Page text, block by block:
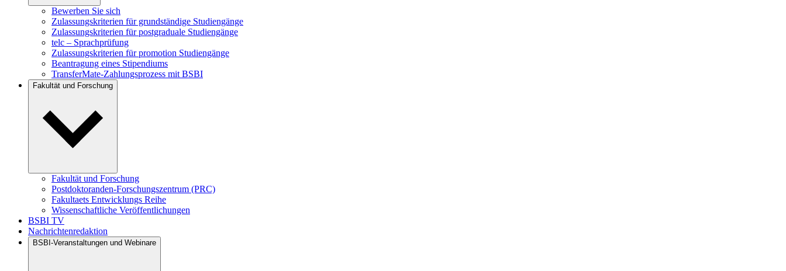
Bewerben Sie sich
Zulassungskriterien für grundständige Studiengänge
Zulassungskriterien für postgraduale Studiengänge
telc – Sprachprüfung
Zulassungskriterien für promotion Studiengänge
Beantragung eines Stipendiums
TransferMate-Zahlungsprozess mit BSBI
Fakultät und Forschung
Fakultät und Forschung
Postdoktoranden-Forschungszentrum (PRC)
Fakultaets Entwicklungs Reihe
Wissenschaftliche Veröffentlichungen
BSBI TV
Nachrichtenredaktion
BSBI-Veranstaltungen und Webinare